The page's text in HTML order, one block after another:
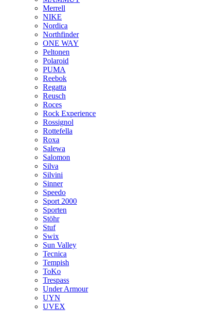
Merrell
NIKE
Nordica
Northfinder
ONE WAY
Peltonen
Polaroid
PUMA
Reebok
Regatta
Reusch
Roces
Rock Experience
Rossignol
Rottefella
Roxa
Salewa
Salomon
Silva
Silvini
Sinner
Speedo
Sport 2000
Sporten
Stöhr
Stuf
Swix
Sun Valley
Tecnica
Tempish
ToKo
Trespass
Under Armour
UYN
UVEX